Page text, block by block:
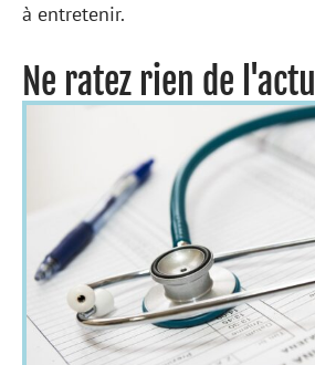
à entretenir.
Ne ratez rien de l'actu